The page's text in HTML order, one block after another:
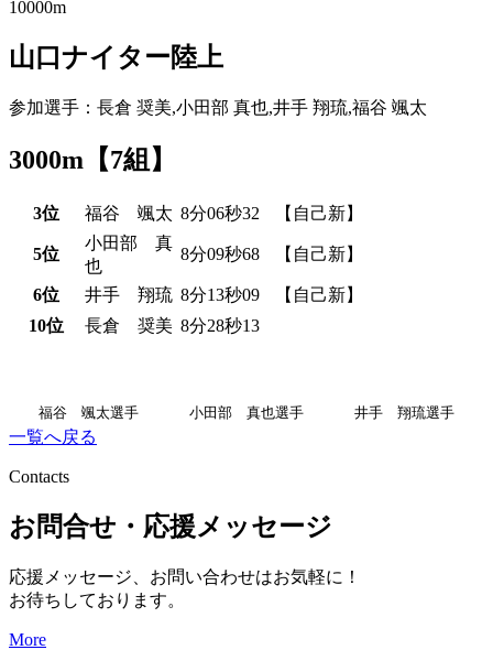
10000m
山口ナイター陸上
参加選手 ：長倉 奨美,小田部 真也,井手 翔琉,福谷 颯太
3000m【7組】
3位 福谷 颯太 8分06秒32 【自己新】
5位
小田部 真
也
8分09秒68 【自己新】
6位 井手 翔琉 8分13秒09
【自己新】
10位
長倉 奨美 8分28秒13
福谷 颯太選手 小田部 真也選手 井手 翔琉選手
一覧へ戻る
Contacts
お問合せ・応援メッセージ
応援メッセージ、お問い合わせはお気軽に！
お待ちしております。
More